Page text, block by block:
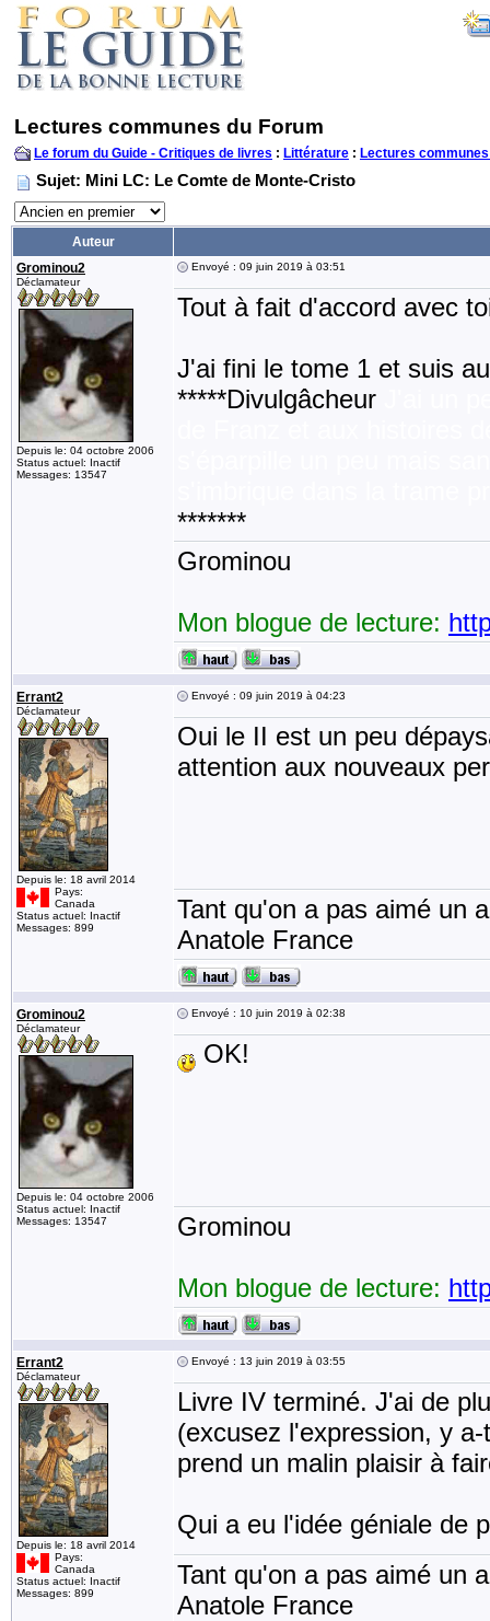
Lectures communes du Forum
Le forum du Guide - Critiques de livres : Littérature : Lectures
Sujet: Mini LC: Le Comte de Monte-Cristo
Auteur
Grominou2
Déclamateur
Depuis le: 04 octobre 2006
Status actuel: Inactif
Messages: 13547
Envoyé : 09 juin 2019 à 03:51
Tout à fait d'accord avec
J'ai fini le tome 1 et suis
*****Divulgâcheur
*******
Grominou
Mon blogue de lecture:
Errant2
Déclamateur
Depuis le: 18 avril 2014
Pays:
Canada
Status actuel: Inactif
Messages: 899
Envoyé : 09 juin 2019 à 04:23
Oui le II est un peu
attention aux nouveaux
Tant qu'on a pas aimé un
Anatole France
Grominou2
Déclamateur
Depuis le: 04 octobre 2006
Status actuel: Inactif
Messages: 13547
Envoyé : 10 juin 2019 à 02:38
OK!
Grominou
Mon blogue de lecture:
Errant2
Déclamateur
Depuis le: 18 avril 2014
Pays:
Canada
Status actuel: Inactif
Messages: 899
Envoyé : 13 juin 2019 à 03:55
Livre IV terminé. J'ai de
(excusez l'expression, y
prend un malin plaisir à
Qui a eu l'idée géniale de
Tant qu'on a pas aimé un
Anatole France